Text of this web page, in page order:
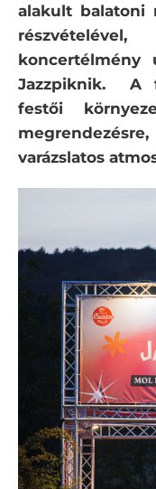
alakult balatoni
koncertélmény
Jazzpiknik. A
festői
varázslatos